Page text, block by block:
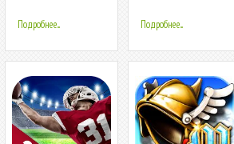
Подробнее... Подробнее...